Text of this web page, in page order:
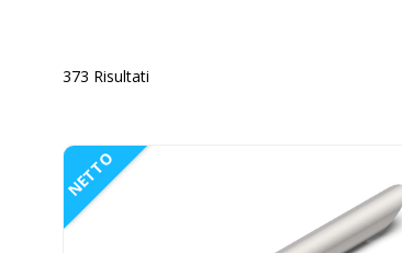
373 Risultati
NETTO